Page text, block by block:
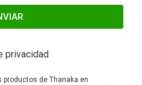
privacidad
de Thanaka en